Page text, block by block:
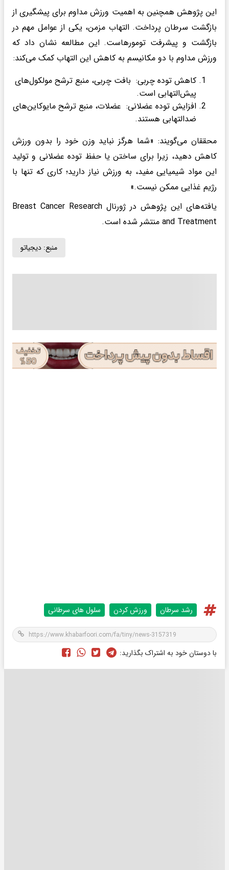
این پژوهش همچنین به اهمیت ورزش مداوم برای پیشگیری از
بازگشت سرطان پرداخت. التهاب مزمن، یکی از عوامل مهم در
بازگشت و پیشرفت تومورهاست. این مطالعه نشان داد که
ورزش مداوم با دو مکانیسم به کاهش این التهاب کمک می‌کند:
کاهش توده چربی: بافت چربی، منبع ترشح مولکول‌های
پیش‌التهابی است.
افزایش توده عضلانی: عضلات، منبع ترشح مایوکاین‌های
ضدالتهابی هستند.
محققان می‌گویند: «شما هرگز نباید وزن خود را بدون ورزش
کاهش دهید، زیرا برای ساختن یا حفظ توده عضلانی و تولید
این مواد شیمیایی مفید، به ورزش نیاز دارید؛ کاری که تنها با
رژیم غذایی ممکن نیست.»
یافته‌های این پژوهش در ژورنال Breast Cancer Research
and Treatment منتشر شده است.
منبع: دیجیاتو
رشد سرطان ورزش کردن سلول های سرطانی
با دوستان خود به اشتراک بگذارید: